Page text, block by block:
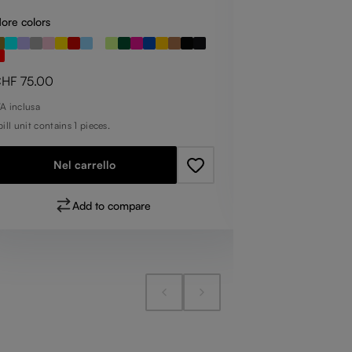
colors
normale:
75.00
inclusa
unit contains 1 pieces.
Nel carrello
Add to compare